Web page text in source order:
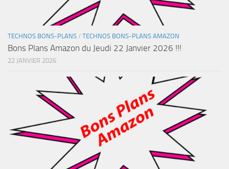
TECHNOS BONS-PLANS / TECHNOS BONS-PLANS AMAZON
Bons Plans Amazon du Jeudi 22 Janvier 2026 !!!
22 JANVIER 2026